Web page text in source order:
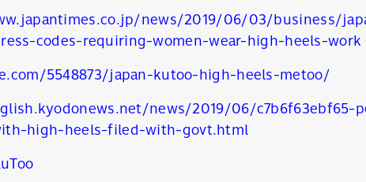
news/2019/06/03/business/
codes-requiring-women-wear-high-heels-work
5548873/japan-kutoo-high-heels-metoo/
news/2019/06/c7b6f63ebf65-
high-heels-filed-with-govt.html
SHARE TWEET LINE EMAIL